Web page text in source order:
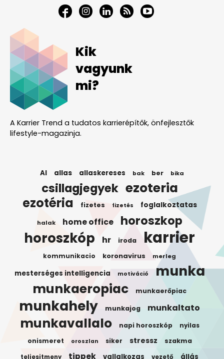
Kik
vagyunk
mi?
A Karrier Trend a tudatos karrierépítők, önfejlesztők
lifestyle-magazinja.
AI allas allaskereses bak ber bika
csillagjegyek ezoteria
ezotéria fizetes fizetés foglalkoztatas
halak home office horoszkop
horoszkóp hr iroda karrier
kommunikacio koronavirus merleg
mesterséges intelligencia motiváció munka
munkaeropiac munkaerőpiac
munkahely munkajog munkaltato
munkavallalo napi horoszkóp nyilas
onismeret oroszlan siker stressz szakma
teljesitmeny tippek vallalkozas vezető állás